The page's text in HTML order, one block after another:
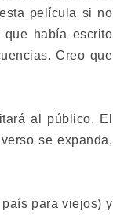
película si no
había escrito
Creo que
al público. El
se expanda,
para viejos) y